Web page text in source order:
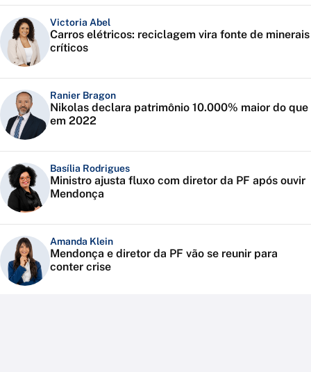
Victoria Abel
Carros elétricos: reciclagem vira fonte de minerais
críticos
Ranier Bragon
Nikolas declara patrimônio 10.000% maior do que
em 2022
Basília Rodrigues
Ministro ajusta fluxo com diretor da PF após ouvir
Mendonça
Amanda Klein
Mendonça e diretor da PF vão se reunir para
conter crise